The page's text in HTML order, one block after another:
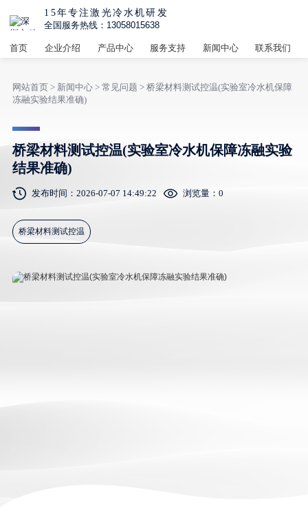
15年专注激光冷水机研发
全国服务热线：13058015638
首页 企业介绍 产品中心 服务支持 新闻中心 联系我们
网站首页> 新闻中心> 常见问题 > 桥梁材料测试控温(实验室冷水机保障
冻融实验结果准确)
桥梁材料测试控温(实验室冷水机保障冻融实验
结果准确)
发布时间：2026-07-07 14:49:22 浏览量： 0
桥梁材料测试控温